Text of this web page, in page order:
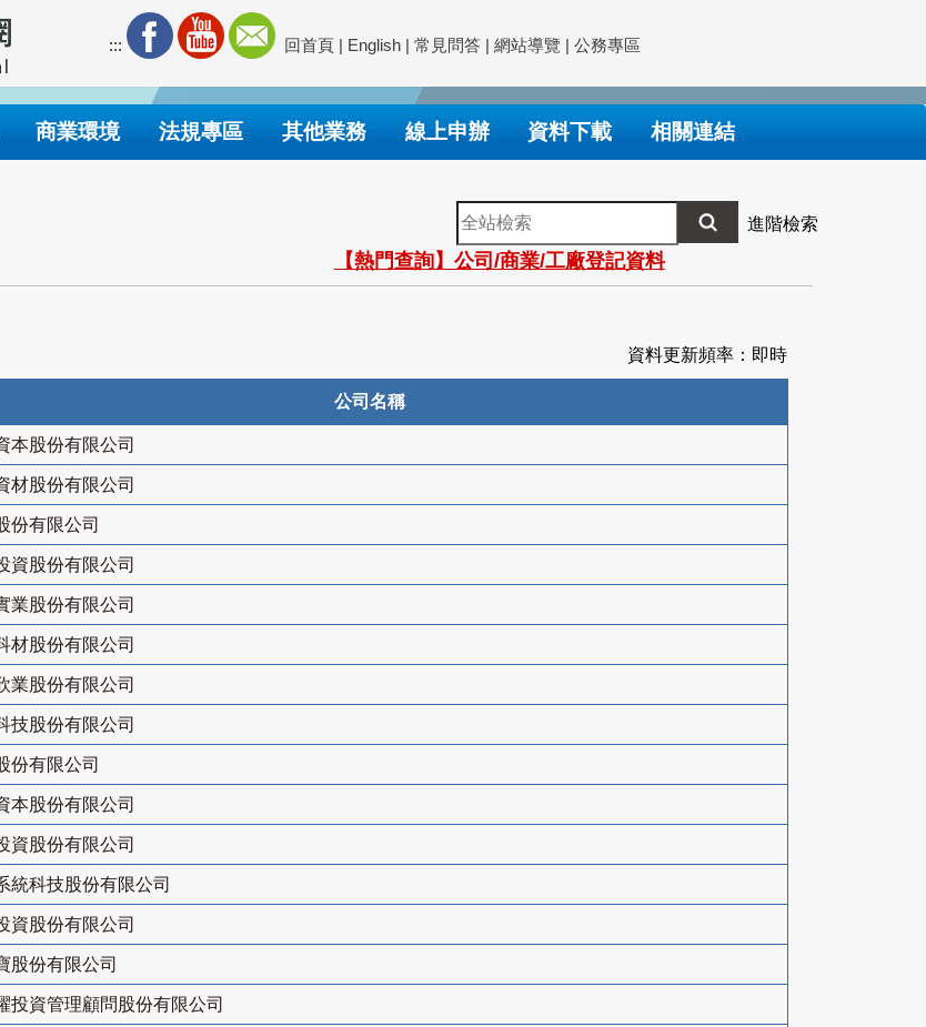
::: 回首頁 | English | 常見問答 | 網站導覽 | 公務專區
商業環境 法規專區 其他業務 線上申辦 資料下載 相關連結
全
站
檢
索
進階檢索
【熱門查詢】公司/商業/工廠登記資料
資料更新頻率：即時
公司名稱
本股份有限公司
材股份有限公司
份有限公司
資股份有限公司
業股份有限公司
材股份有限公司
業股份有限公司
技股份有限公司
份有限公司
本股份有限公司
資股份有限公司
統科技股份有限公司
資股份有限公司
股份有限公司
投資管理顧問股份有限公司